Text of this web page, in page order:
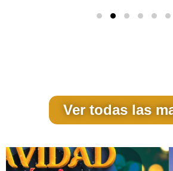
Ver todas las